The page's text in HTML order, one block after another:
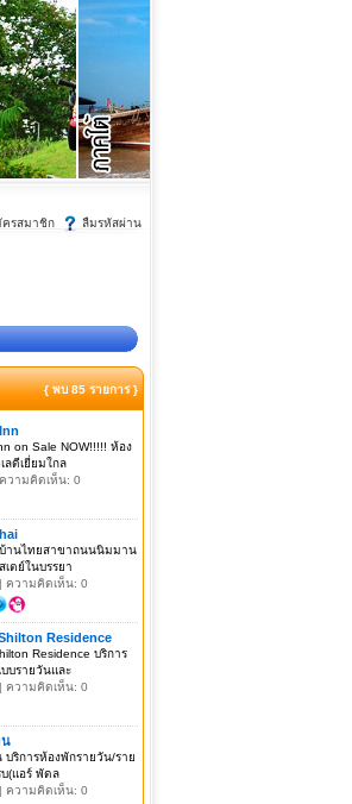
ครสมาชิก ลืมรหัสผ่าน
{ พบ 85 รายการ }
on Sale NOW!!!!! ห้อง
ลดีเยี่ยมใกล
วามคิดเห็น: 0
บ้านไทยสาขาถนนนิมมาน
ตย์ในบรรยา
ความคิดเห็น: 0
Residence
Residence บริการ
บรายวันและ
ความคิดเห็น: 0
น
บริการห้องพักรายวัน/ราย
บ(แอร์ พัดล
ความคิดเห็น: 0